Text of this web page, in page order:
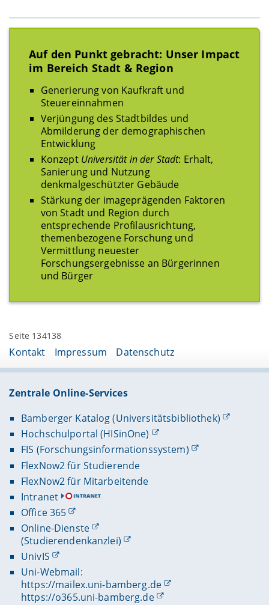
Auf den Punkt gebracht: Unser Impact
im Bereich Stadt & Region
Generierung von Kaufkraft und
Steuereinnahmen
Verjüngung des Stadtbildes und
Abmilderung der demographischen
Entwicklung
Konzept Universität in der Stadt: Erhalt,
Sanierung und Nutzung
denkmalgeschützter Gebäude
Stärkung der imageprägenden Faktoren
von Stadt und Region durch
entsprechende Profilausrichtung,
themenbezogene Forschung und
Vermittlung neuester
Forschungsergebnisse an Bürgerinnen
und Bürger
Seite 134138
Kontakt Impressum Datenschutz
Zentrale Online-Services
Bamberger Katalog (Universitätsbibliothek)
Hochschulportal (HISinOne)
FIS (Forschungsinformationssystem)
FlexNow2 für Studierende
FlexNow2 für Mitarbeitende
Intranet
Office 365
Online-Dienste
(Studierendenkanzlei)
UnivIS
Uni-Webmail:
https://mailex.uni-bamberg.de
https://o365.uni-bamberg.de